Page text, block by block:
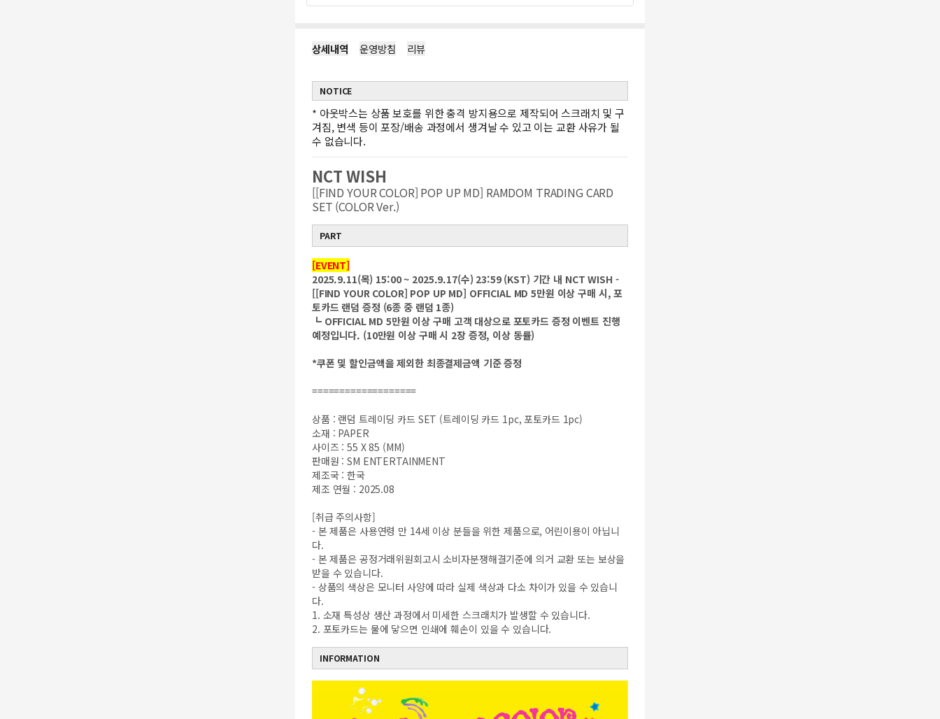
상세내역 운영방침 리뷰
NOTICE
* 아웃박스는 상품 보호를 위한 충격 방지용으로 제작되어 스크래치 및 구
겨짐, 변색 등이 포장/배송 과정에서 생겨날 수 있고 이는 교환 사유가 될
수 없습니다.
NCT WISH
[[FIND YOUR COLOR] POP UP MD] RAMDOM TRADING CARD
SET (COLOR Ver.)
PART
[EVENT]
2025.9.11(목) 15:00 ~ 2025.9.17(수) 23:59 (KST) 기간 내 NCT WISH -
[[FIND YOUR COLOR] POP UP MD] OFFICIAL MD 5만원 이상 구매 시, 포
토카드 랜덤 증정 (6종 중 랜덤 1종)
┗ OFFICIAL MD 5만원 이상 구매 고객 대상으로 포토카드 증정 이벤트 진행
예정입니다. (10만원 이상 구매 시 2장 증정, 이상 동률)
*쿠폰 및 할인금액을 제외한 최종결제금액 기준 증정
===================
상품 : 랜덤 트레이딩 카드 SET (트레이딩 카드 1pc, 포토카드 1pc)
소재 : PAPER
사이즈 : 55 X 85 (MM)
판매원 : SM ENTERTAINMENT
제조국 : 한국
제조 연월 : 2025.08
[취급 주의사항]
- 본 제품은 사용연령 만 14세 이상 분들을 위한 제품으로, 어린이용이 아닙니
다.
- 본 제품은 공정거래위원회고시 소비자분쟁해결기준에 의거 교환 또는 보상을
받을 수 있습니다.
- 상품의 색상은 모니터 사양에 따라 실제 색상과 다소 차이가 있을 수 있습니
다.
1. 소재 특성상 생산 과정에서 미세한 스크래치가 발생할 수 있습니다.
2. 포토카드는 물에 닿으면 인쇄에 훼손이 있을 수 있습니다.
INFORMATION